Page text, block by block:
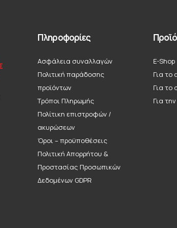
Πληροφορίες
Ασφάλεια συναλλαγών
Πολιτική παράδοσης
προϊόντων
Τρόποι Πληρωμής
Πολίτικη επιστροφών /
ακυρώσεων
Όροι – προϋποθέσεις
Πολιτική Απορρήτου &
Προστασίας Προσωπικών
Δεδομένων GDPR
E-Shop
Για το
Για το
Για